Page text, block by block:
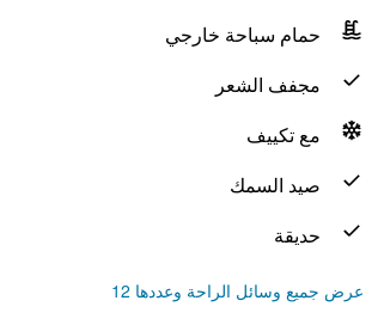
حمام سباحة خارجي
مجفف الشعر
مع تكييف
صيد السمك
حديقة
عرض جميع وسائل الراحة وعددها 12